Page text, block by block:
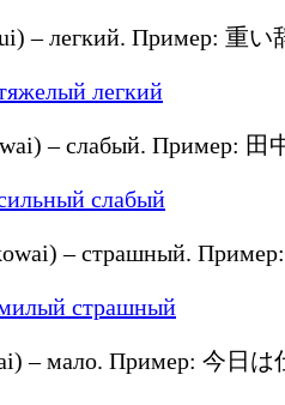
– легкий. Пример: 重い
– слабый. Пример: 田
– страшный.
– мало. Пример: 今日は